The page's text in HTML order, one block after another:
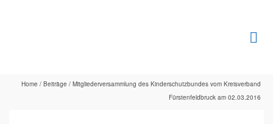
Home / Beiträge / Mit­glie­der­ver­samm­lung des Kin­der­schutz­bun­des vom Kreis­ver­band
Fürs­ten­feld­bruck am 02.03.2016